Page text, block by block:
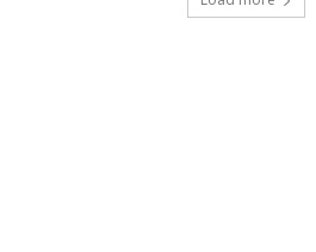
Load more